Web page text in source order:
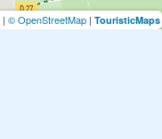
| © OpenStreetMap | TouristicMaps